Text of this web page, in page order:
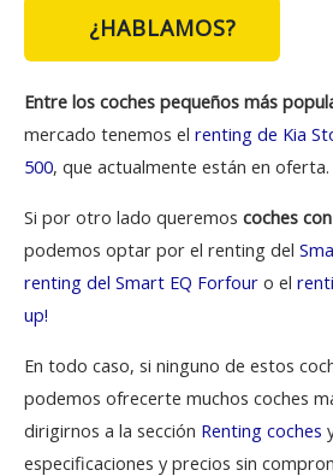
¿HABLAMOS?
Entre los coches pequeños más
mercado tenemos el renting de Kia
500, que actualmente están en oferta.
Si por otro lado queremos coches
podemos optar por el renting del
renting del Smart EQ Forfour o el
up!
En todo caso, si ninguno de estos
podemos ofrecerte muchos coches
dirigirnos a la sección Renting coches
especificaciones y precios sin